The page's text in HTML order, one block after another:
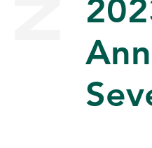
TEAM
NEWS